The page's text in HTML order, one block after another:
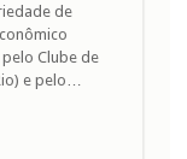
de
Clube de
e pelo…